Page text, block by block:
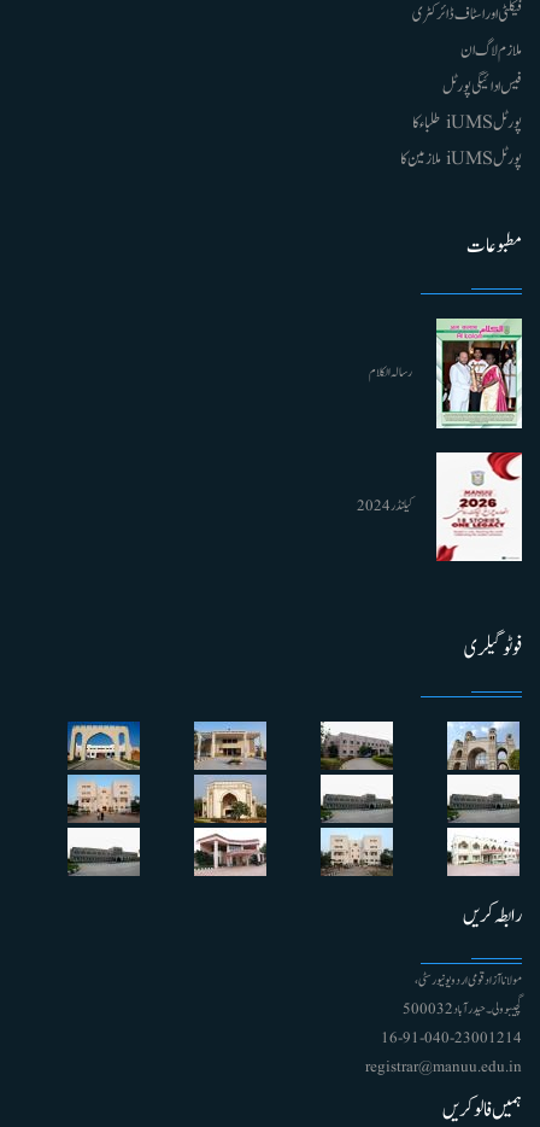
فیکلٹی اور اسٹاف ڈائرکٹری
ملازم لاگ ان
فیس ادائیگی پورٹل
پورٹل iUMS طلباء کا
پورٹل iUMS ملازمین کا
مطبوعات
رسالہ الکلام
کیلنڈر 2024
فوٹو گیلری
رابطہ کریں
مولانا آزاد قومی اردو یونیورسٹی ،
گچیبوولی۔ حیدرآباد 500032
91-040-23001214 - 16
registrar@manuu.edu.in
ہمیں فالو کریں